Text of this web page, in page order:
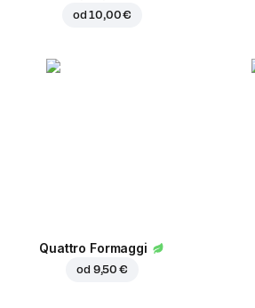
od10,00 €
Quattro Formaggi
od 9,50 €